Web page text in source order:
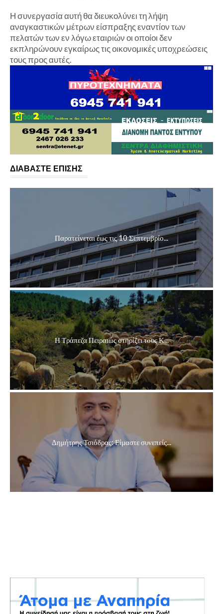
Η συνεργασία αυτή θα διευκολύνει τη λήψη
αναγκαστικών μέτρων είσπραξης εναντίον των
πελατών των εν λόγω εταιριών οι οποίοι δεν
εκπληρώνουν εγκαίρως τις οικονομικές υποχρεώσεις
τους προς αυτές.
ΔΙΑΒΑΣΤΕ ΕΠΙΣΗΣ
Παρατείνεται έως τις 10 Σεπτεμβρίο...
Η Τράπεζα Πειραιώς στηρίζει τους Κ...
Δημήτρης Τσιόδρας: Είμαστε συνεπείς...